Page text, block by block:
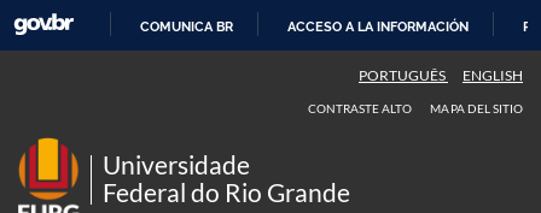
CONTENIDO
COMUNICA BR ACCESO A LA INFORMACIÓN
PORTUGUÊS ENGLISH
CONTRASTE ALTO MAPA DEL SITIO
Universidade
Federal do Rio Grande